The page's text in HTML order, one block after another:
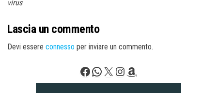
virus
Lascia un commento
Devi essere connesso per inviare un commento.
Facebook
WhatsApp
X Instagram
Amazon